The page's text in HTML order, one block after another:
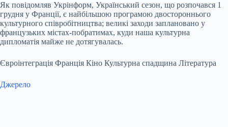
Як повідомляв Укрінформ, Український сезон, що розпочався 1
грудня у Франції, є найбільшою програмою двостороннього
культурного співробітництва; великі заходи заплановано у
французьких містах-побратимах, куди наша культурна
дипломатія майже не дотягувалась.
Євроінтеграція Франція Кіно Культурна спадщина Література
Джерело